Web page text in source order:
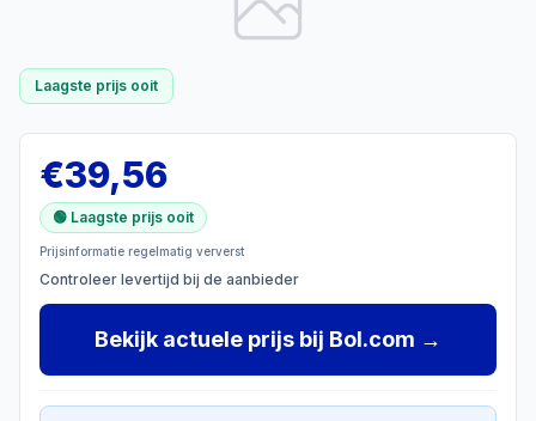
Laagste prijs ooit
€39,56
🟢 Laagste prijs ooit
Prijsinformatie regelmatig ververst
Controleer levertijd bij de aanbieder
Bekijk actuele prijs bij Bol.com →